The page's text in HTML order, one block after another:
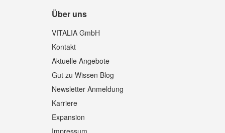
Über uns
VITALIA GmbH
Kontakt
Aktuelle Angebote
Gut zu Wissen Blog
Newsletter Anmeldung
Karriere
Expansion